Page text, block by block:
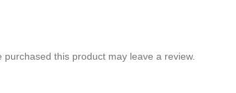
this product may leave a review.